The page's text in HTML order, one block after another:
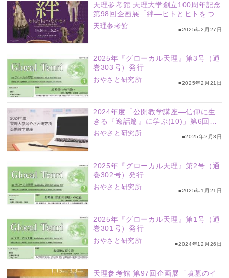
天理参考館 天理大学創立100周年記念
第98回企画展「絆―ヒトとヒトをつな
ぐモノ―」
天理参考館 ■2025年2月27日
2025年『グローカル天理』第3号（通
巻303号）発行
おやさと研究所
■2025年2月21日
2024年度「公開教学講座―信仰に生
きる『逸話篇』に学ぶ(10)」第6回
「天に届く理」（中西光一研究員）配
おやさと研究所 ■2025年2月3日
2025年『グローカル天理』第2号（通
巻302号）発行
おやさと研究所
■2025年1月21日
2025年『グローカル天理』第1号（通
巻301号）発行
おやさと研究所
■2024年12月26日
天理参考館 第97回企画展「墳墓のイ